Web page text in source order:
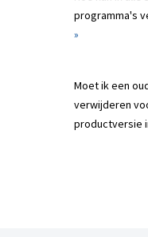
programma's
»
Moet ik een
verwijderen
productversie